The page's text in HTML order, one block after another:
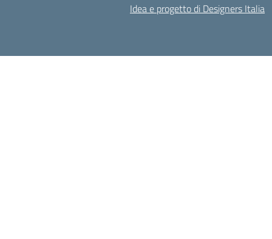
Idea e progetto di Designers Italia